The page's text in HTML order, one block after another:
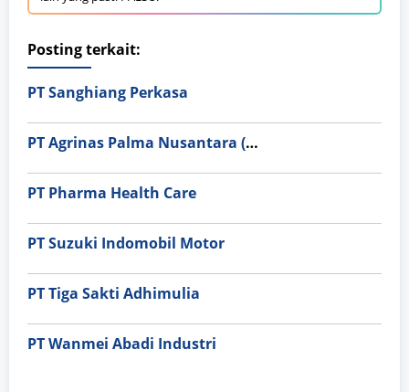
Posting terkait:
PT Sanghiang Perkasa
PT Agrinas Palma Nusantara (Persero)
PT Pharma Health Care
PT Suzuki Indomobil Motor
PT Tiga Sakti Adhimulia
PT Wanmei Abadi Industri